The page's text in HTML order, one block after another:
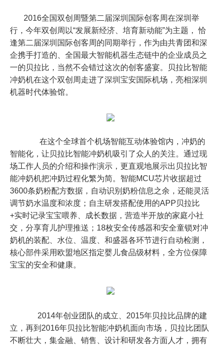
2016全国双创周暨第二届深圳国际创客周在深圳举
行，今年双创周以“发展新经济、培育新动能”为主题， 恰
逢第二届深圳国际创客周的同期举行，作为由共青团和深
企携手打造的、全国最大智能机器生态链中的企业成员之
一的贝拉比，当然不会错过这次的创客盛宴。贝拉比智能
冲奶机在这个双创周走进了深圳宝安国际机场，亮相深圳
机器时代体验馆。
在这个全球首个机场智能互动体验馆内，冲奶的
智能化，让贝拉比智能冲奶机吸引了众人的关注。通过现
场工作人员的介绍和操作演示，更直观地展示出贝拉比智
能冲奶机把冲奶过程化繁为简。智能MCU芯片收据超过
3600条奶粉配方数据，自动识别奶粉信息之余，还能灵活
调节奶水温度和浓度；自主研发搭配使用的APP 贝拉比
+实时记录宝宝喂养、成长数据，营造半开放的家庭小社
交，分享育儿护理推送； 18枚安全传感器和安全童锁对冲
奶机的装配、水位、温度、和盛器各环节进行自动检测，
核心部件采用欧盟地区指定婴儿食品级材料，全方位保障
宝宝的安全和健康。
2014年创业团队的成立、 2015年贝拉比品牌的建
立，再到 2016年贝拉比智能冲奶机面向市场，贝拉比团队
不断壮大，集金融、销售、设计和研发各方面人才，拥有